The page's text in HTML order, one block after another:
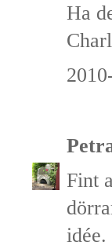
Ha
Fint
idée.